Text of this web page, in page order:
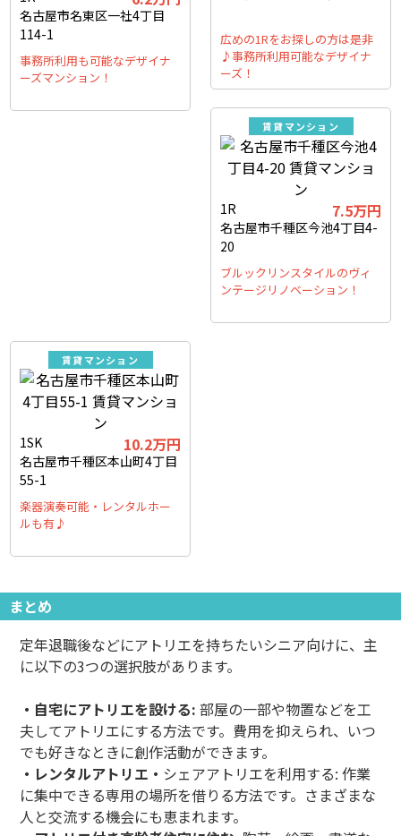
名古屋市名東区一社4丁目
114-1
事務所利用も可能なデザイナ
ーズマンション！
広めの1Rをお探しの方は是非
♪事務所利用可能なデザイナ
ーズ！
賃貸マンション
1R 7.5万円
名古屋市千種区今池4丁目4-
20
ブルックリンスタイルのヴィ
ンテージリノベーション！
賃貸マンション
1SK 10.2万円
名古屋市千種区本山町4丁目
55-1
楽器演奏可能・レンタルホー
ルも有♪
まとめ
定年退職後などにアトリエを持ちたいシニア向けに、主
に以下の3つの選択肢があります。
・自宅にアトリエを設ける:部屋の一部や物置などを工
夫してアトリエにする方法です。費用を抑えられ、いつ
でも好きなときに創作活動ができます。
・レンタルアトリエ・ シェアアトリエを利用する: 作業
に集中できる専用の場所を借りる方法です。さまざまな
人と交流する機会にも恵まれます。